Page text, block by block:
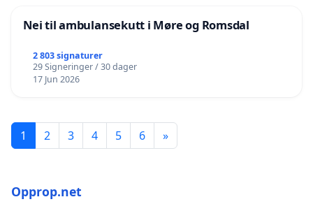
Nei til ambulansekutt i Møre og Romsdal
2 803 signaturer
29 Signeringer / 30 dager
17 Jun 2026
1 2 3 4 5 6 »
Opprop.net